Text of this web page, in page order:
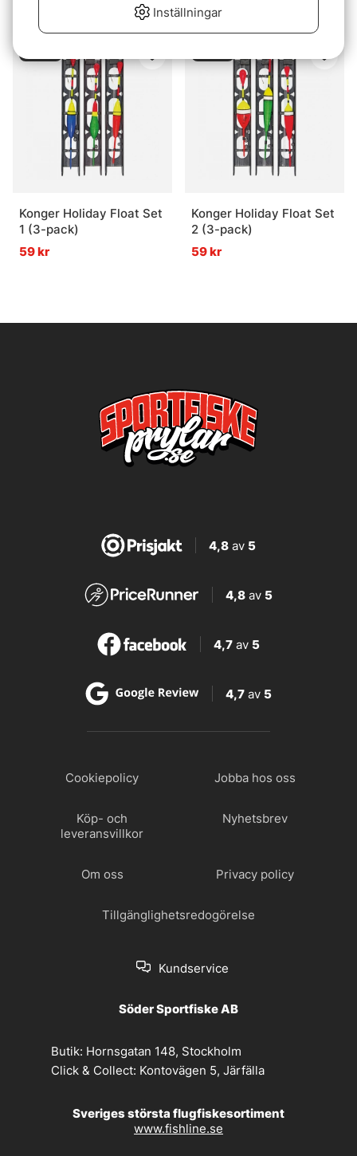
Konger Holiday Float Set
1 (3-pack)
59 kr
Konger Holiday Float Set
2 (3-pack)
59 kr
4,8av 5
4,8 av 5
4,7 av 5
4,7 av 5
Cookiepolicy Jobba hos oss
Köp- och
leveransvillkor
Nyhetsbrev
Om oss Privacy policy
Tillgänglighetsredogörelse
Kundservice
Söder Sportfiske AB
Butik: Hornsgatan 148, Stockholm
Click & Collect: Kontovägen 5, Järfälla
Sveriges största flugfiskesortiment
www.fishline.se
Inställningar